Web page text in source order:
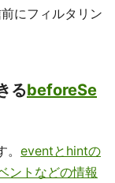
にフィルタリン
るbeforeSe
。 eventとhintの
ントなどの情報